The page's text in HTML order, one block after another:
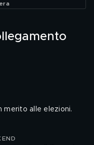
merito alle elezioni.